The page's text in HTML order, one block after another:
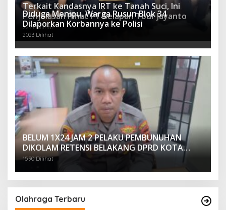
Terkait Kandasnya IRT ke Tanah Suci, Ini
Penjelasan Pihat PT Selapan Tour Jayanto
2234 Dilihat
Diduga Menipu, Warga Rusun Blok 34
Dilaporkan Korbannya ke Polisi
2023 Dilihat
BELUM 1X24 JAM 2 PELAKU PEMBUNUHAN
DIKOLAM RETENSI BELAKANG DPRD KOTA
PALEMBANG TELAH DIRINGKUS ANGGOTA
1590 Dilihat
Olahraga Terbaru